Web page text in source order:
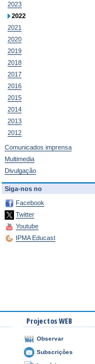
2023
2022
2021
2020
2019
2018
2017
2016
2015
2014
2013
2012
Comunicados imprensa
Multimedia
Divulgação
Siga-nos no
Facebook
Twitter
Youtube
IPMA Educast
Projectos WEB
Observar
Subscrições